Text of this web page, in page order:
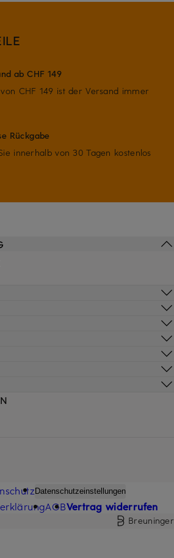
ab CHF 149
CHF 149 ist der Versand immer
Rückgabe
innerhalb von 30 Tagen kostenlos
Datenschutzeinstellungen
AGBVertrag widerrufen
Breuninger